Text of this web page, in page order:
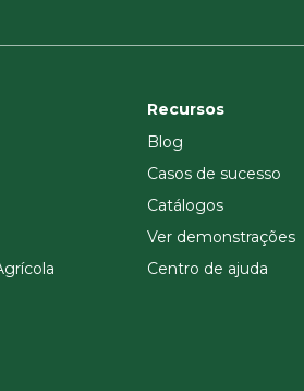
Recursos
Blog
Casos de sucesso
Catálogos
Ver demonstrações
Centro de ajuda